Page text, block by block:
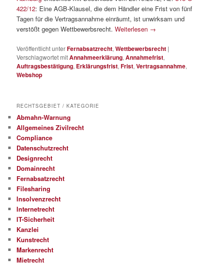
422/12: Eine AGB-Klausel, die dem Händler eine Frist von fünf
Tagen für die Vertragsannahme einräumt, ist unwirksam und
verstößt gegen Wettbewerbsrecht.Weiterlesen →
Veröffentlicht unterFernabsatzrecht,Wettbewerbsrecht |
Verschlagwortet mitAnnahmeerklärung,Annahmefrist,
Auftragsbestätigung, Erklärungsfrist,Frist,Vertragsannahme,
Webshop
RECHTSGEBIET / KATEGORIE
Abmahn-Warnung
Allgemeines Zivilrecht
Compliance
Datenschutzrecht
Designrecht
Domainrecht
Fernabsatzrecht
Filesharing
Insolvenzrecht
Internetrecht
IT-Sicherheit
Kanzlei
Kunstrecht
Markenrecht
Mietrecht